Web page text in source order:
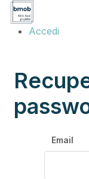
Accedi
Email